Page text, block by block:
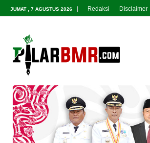
JUMAT , 7 AGUSTUS 2026 Redaksi Disclaimer